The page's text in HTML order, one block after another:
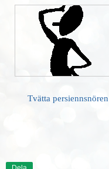
Tvätta persiennsnören